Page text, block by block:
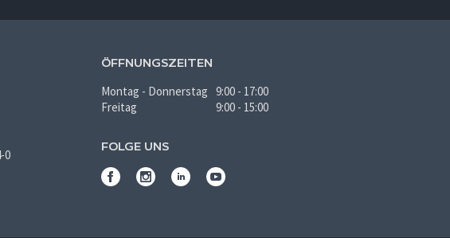
0
ÖFFNUNGSZEITEN
Montag - Donnerstag 9:00 - 17:00
Freitag
9:00 - 15:00
FOLGE UNS